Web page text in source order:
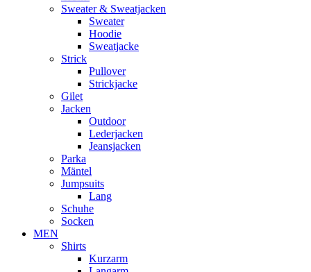
Sweater & Sweatjacken
Sweater
Hoodie
Sweatjacke
Strick
Pullover
Strickjacke
Gilet
Jacken
Outdoor
Lederjacken
Jeansjacken
Parka
Mäntel
Jumpsuits
Lang
Schuhe
Socken
MEN
Shirts
Kurzarm